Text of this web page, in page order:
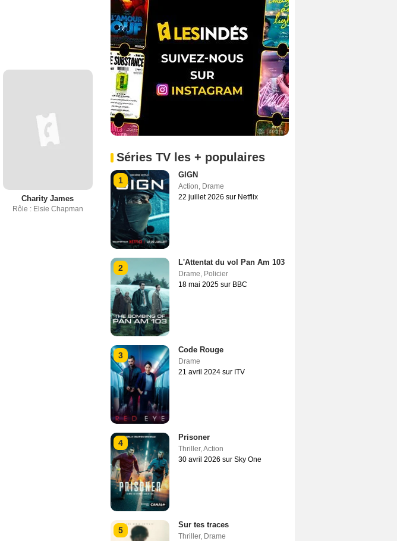
Charity James
Rôle : Elsie Chapman
Séries TV les + populaires
1
GIGN
Action, Drame
22 juillet 2026 sur Netflix
2
L'Attentat du vol Pan Am 103
Drame, Policier
18 mai 2025 sur BBC
3
Code Rouge
Drame
21 avril 2024 sur ITV
4
Prisoner
Thriller,Action
30 avril 2026 sur Sky One
5
Sur tes traces
Thriller, Drame